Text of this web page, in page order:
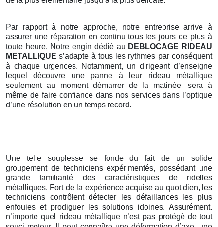
Par rapport à notre approche, notre entreprise arrive à
assurer une réparation en continu tous les jours de plus à
toute heure. Notre engin dédié au DEBLOCAGE RIDEAU
METALLIQUE s’adapte à tous les rythmes par conséquent
à chaque urgences. Notamment, un dirigeant d’enseigne
lequel découvre une panne à leur rideau métallique
seulement au moment démarrer de la matinée, sera à
même de faire confiance dans nos services dans l’optique
d’une résolution en un temps record.
Une telle souplesse se fonde du fait de un solide
groupement de techniciens expérimentés, possédant une
grande familiarité des caractéristiques de ridelles
métalliques. Fort de la expérience acquise au quotidien, les
techniciens contrôlent détecter les défaillances les plus
enfouies et prodiguer les solutions idoines. Assurément,
n’importe quel rideau métallique n’est pas protégé de tout